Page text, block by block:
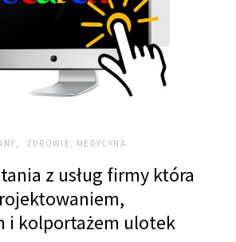
ZDROWIE, MEDYCYNA
z usług firmy która
i kolportażem ulotek